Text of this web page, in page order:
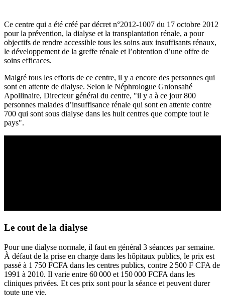
Ce centre qui a été créé par décret n°2012-1007 du 17 octobre 2012
pour la prévention, la dialyse et la transplantation rénale, a pour
objectifs de rendre accessible tous les soins aux insuffisants rénaux,
le développement de la greffe rénale et l’obtention d’une offre de
soins efficaces.
Malgré tous les efforts de ce centre, il y a encore des personnes qui
sont en attente de dialyse. Selon le Néphrologue Gnionsahé
Apollinaire, Directeur général du centre, "il y a à ce jour 800
personnes malades d’insuffisance rénale qui sont en attente contre
700 qui sont sous dialyse dans les huit centres que compte tout le
pays".
Le cout de la dialyse
Pour une dialyse normale, il faut en général 3 séances par semaine.
À défaut de la prise en charge dans les hôpitaux publics, le prix est
passé à 1 750 FCFA dans les centres publics, contre 2 500 F CFA de
1991 à 2010. Il varie entre 60 000 et 150 000 FCFA dans les
cliniques privées. Et ces prix sont pour la séance et peuvent durer
toute une vie.